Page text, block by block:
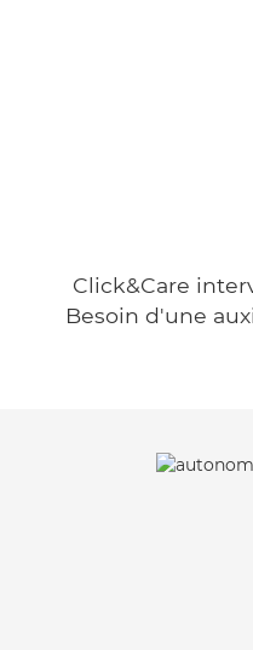
Click&Care
Besoin d'une